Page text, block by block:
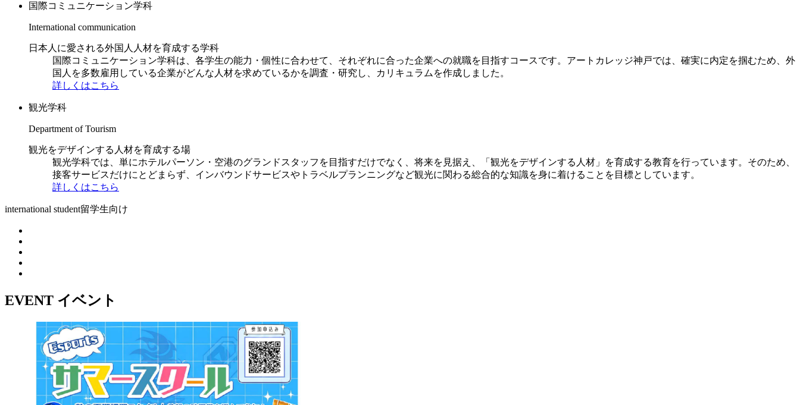
国際コミュニケーション学科
International communication
日本人に愛される外国人人材を育成する学科
国際コミュニケーション学科は、各学生の能力・個性に合わせて、それぞれに合った企業への就職を目指すコースです。アートカレッジ神戸では、確実に内定を掴むため、外
国人を多数雇用している企業がどんな人材を求めているかを調査・研究し、カリキュラムを作成しました。
詳しくはこちら
観光学科
Department of Tourism
観光をデザインする人材を育成する場
観光学科では、単にホテルパーソン・空港のグランドスタッフを目指すだけでなく、将来を見据え、「観光をデザインする人材」を育成する教育を行っています。そのため、
接客サービスだけにとどまらず、インバウンドサービスやトラベルプランニングなど観光に関わる総合的な知識を身に着けることを目標としています。
詳しくはこちら
international student留学生向け
EVENT イベント